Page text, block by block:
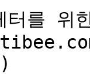
를 위